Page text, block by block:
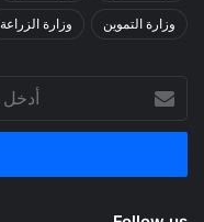
وزارة التموين وزارة الزراعة
أدخل
بريدك
الإلكتروني